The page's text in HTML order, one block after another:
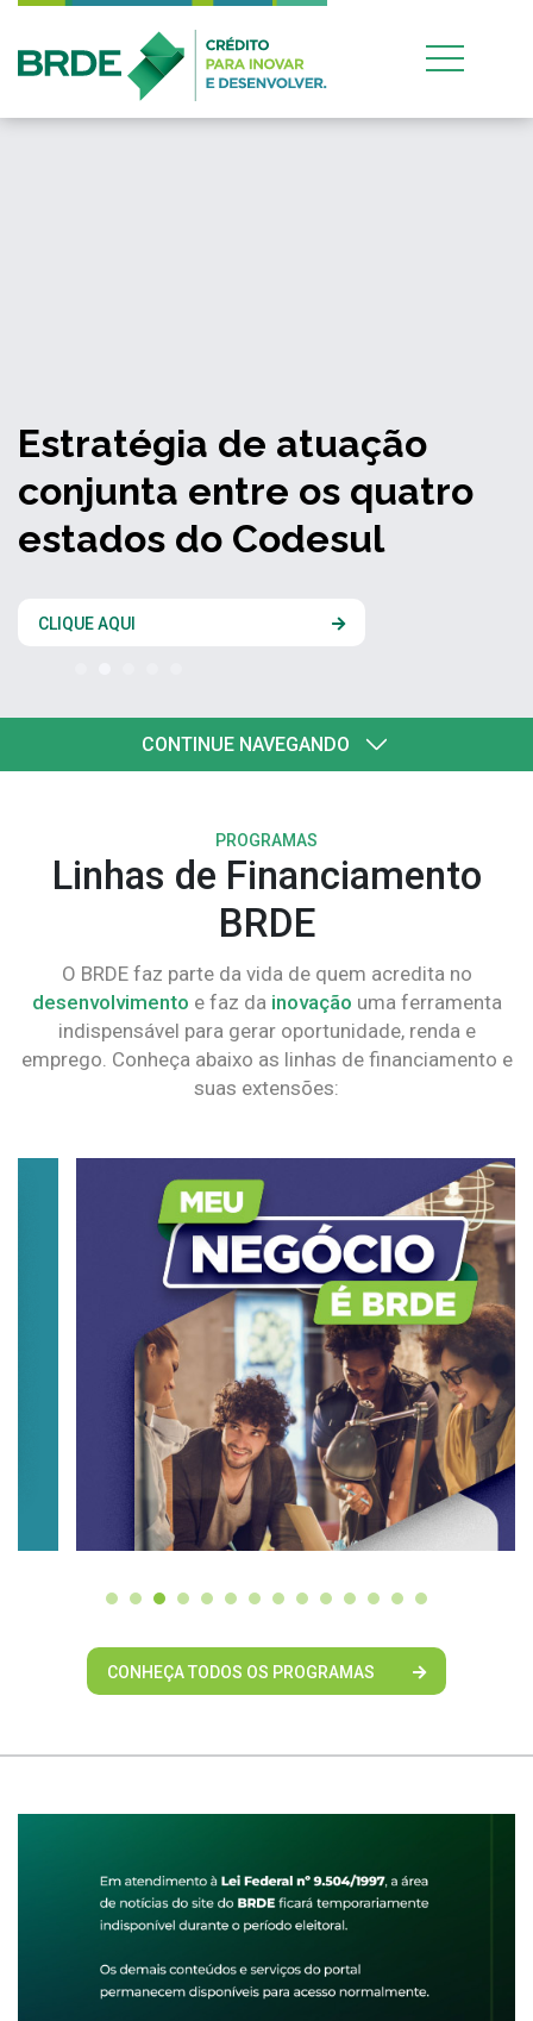
Estratégia de atuação
conjunta entre os quatro
estados do Codesul
CLIQUE AQUI
CONTINUE NAVEGANDO
PROGRAMAS
Linhas de Financiamento
BRDE
O BRDE faz parte da vida de quem acredita no
desenvolvimento e faz da inovação uma ferramenta
indispensável para gerar oportunidade, renda e
emprego. Conheça abaixo as linhas de financiamento e
suas extensões:
CONHEÇA TODOS OS PROGRAMAS